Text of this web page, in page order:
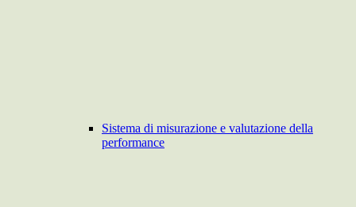
Sistema di misurazione e valutazione della
performance